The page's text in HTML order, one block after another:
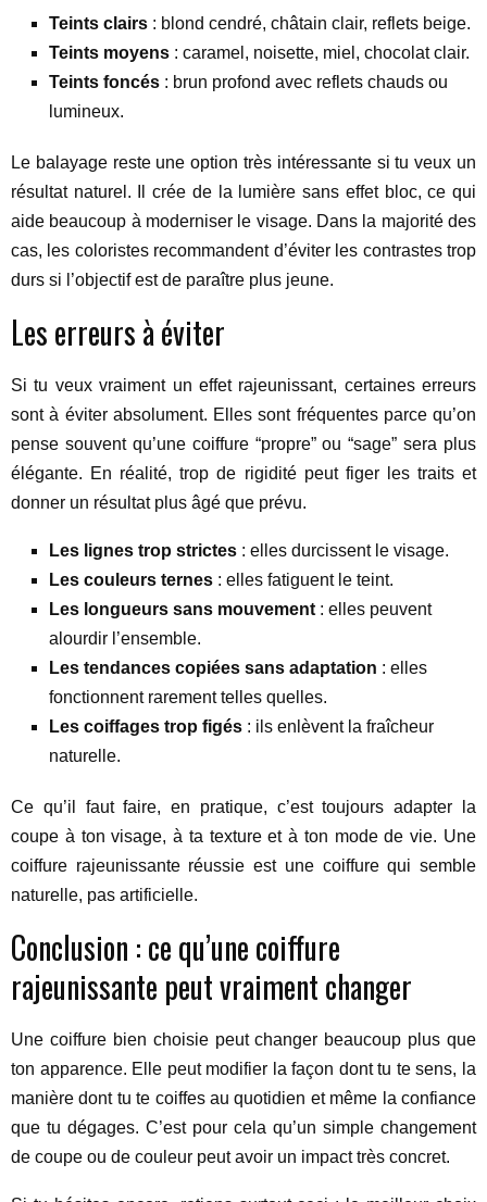
Teints clairs : blond cendré, châtain clair, reflets beige.
Teints moyens : caramel, noisette, miel, chocolat clair.
Teints foncés : brun profond avec reflets chauds ou
lumineux.
Le balayage reste une option très intéressante si tu veux un
résultat naturel. Il crée de la lumière sans effet bloc, ce qui
aide beaucoup à moderniser le visage. Dans la majorité des
cas, les coloristes recommandent d’éviter les contrastes trop
durs si l’objectif est de paraître plus jeune.
Les erreurs à éviter
Si tu veux vraiment un effet rajeunissant, certaines erreurs
sont à éviter absolument. Elles sont fréquentes parce qu’on
pense souvent qu’une coiffure “propre” ou “sage” sera plus
élégante. En réalité, trop de rigidité peut figer les traits et
donner un résultat plus âgé que prévu.
Les lignes trop strictes : elles durcissent le visage.
Les couleurs ternes : elles fatiguent le teint.
Les longueurs sans mouvement : elles peuvent
alourdir l’ensemble.
Les tendances copiées sans adaptation : elles
fonctionnent rarement telles quelles.
Les coiffages trop figés : ils enlèvent la fraîcheur
naturelle.
Ce qu’il faut faire, en pratique, c’est toujours adapter la
coupe à ton visage, à ta texture et à ton mode de vie. Une
coiffure rajeunissante réussie est une coiffure qui semble
naturelle, pas artificielle.
Conclusion : ce qu’une coiffure
rajeunissante peut vraiment changer
Une coiffure bien choisie peut changer beaucoup plus que
ton apparence. Elle peut modifier la façon dont tu te sens, la
manière dont tu te coiffes au quotidien et même la confiance
que tu dégages. C’est pour cela qu’un simple changement
de coupe ou de couleur peut avoir un impact très concret.